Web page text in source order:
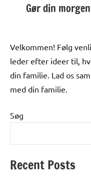
Gør din
Velkommen! Følg
leder efter ideer til,
din familie. Lad os
med din familie.
Søg
Recent Posts